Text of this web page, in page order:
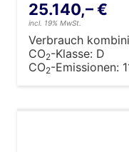
25.140,– €
incl. 19% MwSt.
Verbrauch
CO2-Klasse: D
CO2-Emissionen: